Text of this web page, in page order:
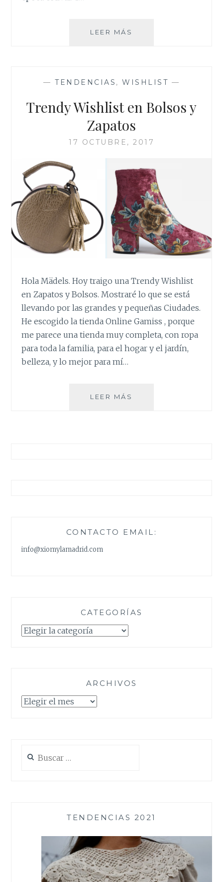
LEER MÁS
INVIERNO
— TENDENCIAS , WISHLIST —
Trendy Wishlist en Bolsos y
Zapatos
17 OCTUBRE, 2017
Hola Mädels. Hoy traigo una Trendy Wishlist
en Zapatos y Bolsos. Mostraré lo que se está
llevando por las grandes y pequeñas Ciudades.
He escogido la tienda Online Gamiss , porque
me parece una tienda muy completa, con ropa
para toda la familia, para el hogar y el jardín,
belleza, y lo mejor para mí…
LEER MÁS
CONTACTO EMAIL:
info@xiomylamadrid.com
CATEGORÍAS
Categorías
ARCHIVOS
Archivos
TENDENCIAS 2021